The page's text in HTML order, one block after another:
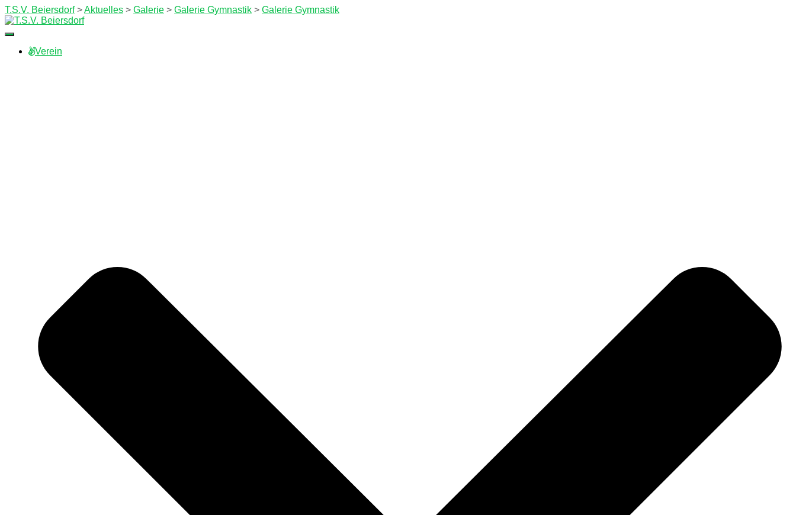
T.S.V. Beiersdorf>Aktuelles > Galerie > Galerie Gymnastik > Galerie Gymnastik
Navigation
umschaltenVerein